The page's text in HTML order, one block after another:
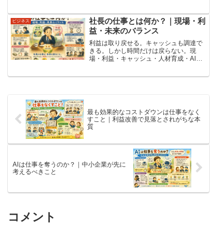
ビジネス
社長の仕事とは何か？｜現場・利
益・未来のバランス
利益は取り戻せる。キャッシュも調達で
きる。しかし時間だけは戻らない。現
場・利益・キャッシュ・人材育成・AI活
最も効果的なコストダウンは仕事をなく
すこと｜利益改善で見落とされがちな本
質
AIは仕事を奪うのか？｜中小企業が先に
考えるべきこと
コメント